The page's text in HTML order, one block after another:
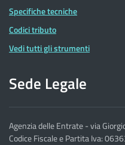
Specifiche tecniche
Codici tributo
Vedi tutti gli strumenti
Sede Legale
Agenzia delle Entrate - via
Codice Fiscale e Partita Iva: